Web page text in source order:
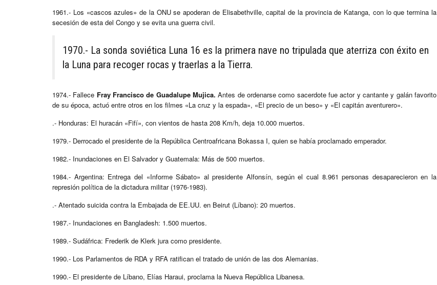
1961.- Los «cascos azules» de la ONU se apoderan de Elisabethville, capital de la provincia de Katanga, con lo que termina la
secesión de esta del Congo y se evita una guerra civil.
1970.- La sonda soviética Luna 16 es la primera nave no tripulada que aterriza con éxito en
la Luna para recoger rocas y traerlas a la Tierra.
1974.- Fallece Fray Francisco de Guadalupe Mujica. Antes de ordenarse como sacerdote fue actor y cantante y galán favorito
de su época, actuó entre otros en los filmes «La cruz y la espada», «El precio de un beso» y «El capitán aventurero».
.- Honduras: El huracán «Fifí», con vientos de hasta 208 Km/h, deja 10.000 muertos.
1979.- Derrocado el presidente de la República Centroafricana Bokassa I, quien se había proclamado emperador.
1982.- Inundaciones en El Salvador y Guatemala: Más de 500 muertos.
1984.- Argentina: Entrega del «Informe Sábato» al presidente Alfonsín, según el cual 8.961 personas desaparecieron en la
represión política de la dictadura militar (1976-1983).
.- Atentado suicida contra la Embajada de EE.UU. en Beirut (Líbano): 20 muertos.
1987.- Inundaciones en Bangladesh: 1.500 muertos.
1989.- Sudáfrica: Frederik de Klerk jura como presidente.
1990.- Los Parlamentos de RDA y RFA ratifican el tratado de unión de las dos Alemanias.
1990.- El presidente de Líbano, Elías Haraui, proclama la Nueva República Libanesa.